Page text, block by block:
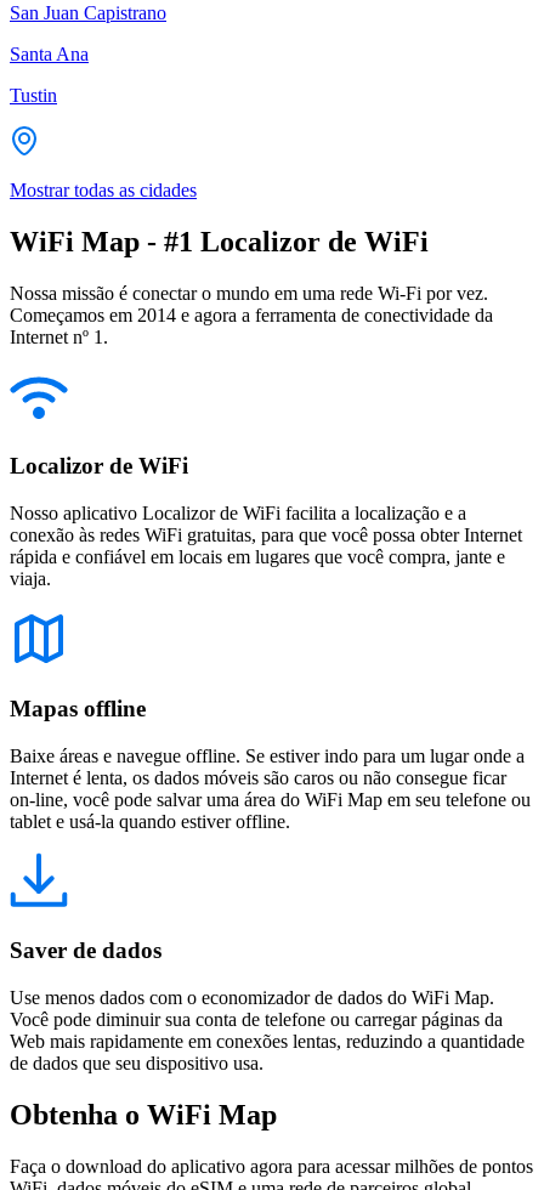
San Juan Capistrano
Santa Ana
Tustin
Mostrar todas as cidades
WiFi Map - #1 Localizor de WiFi
Nossa missão é conectar o mundo em uma rede Wi-Fi por vez.
Começamos em 2014 e agora a ferramenta de conectividade da
Internet nº 1.
Localizor de WiFi
Nosso aplicativo Localizor de WiFi facilita a localização e a
conexão às redes WiFi gratuitas, para que você possa obter Internet
rápida e confiável em locais em lugares que você compra, jante e
viaja.
Mapas offline
Baixe áreas e navegue offline. Se estiver indo para um lugar onde a
Internet é lenta, os dados móveis são caros ou não consegue ficar
on-line, você pode salvar uma área do WiFi Map em seu telefone ou
tablet e usá-la quando estiver offline.
Saver de dados
Use menos dados com o economizador de dados do WiFi Map.
Você pode diminuir sua conta de telefone ou carregar páginas da
Web mais rapidamente em conexões lentas, reduzindo a quantidade
de dados que seu dispositivo usa.
Obtenha o WiFi Map
Faça o download do aplicativo agora para acessar milhões de pontos